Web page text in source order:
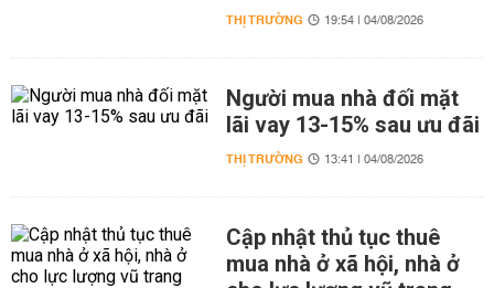
THỊ TRƯỜNG 19:54 | 04/08/2026
Người mua nhà đối mặt
lãi vay 13-15% sau ưu đãi
THỊ TRƯỜNG 13:41 | 04/08/2026
Cập nhật thủ tục thuê
mua nhà ở xã hội, nhà ở